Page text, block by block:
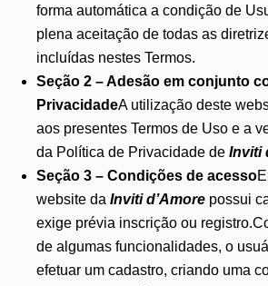
forma automática a condição de
plena aceitação de todas as
incluídas nestes Termos.
Seção 2 – Adesão em conjunto
PrivacidadeA utilização deste
aos presentes Termos de Uso e a
da Política de Privacidade de Inviti
Seção 3 – Condições de acesso
website da Inviti d’Amore possui
exige prévia inscrição ou
de algumas funcionalidades, o
efetuar um cadastro, criando uma